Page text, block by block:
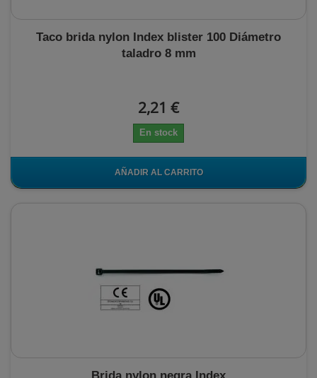
Taco brida nylon Index blister 100 Diámetro
taladro 8 mm
2,21 €
En stock
AÑADIR AL CARRITO